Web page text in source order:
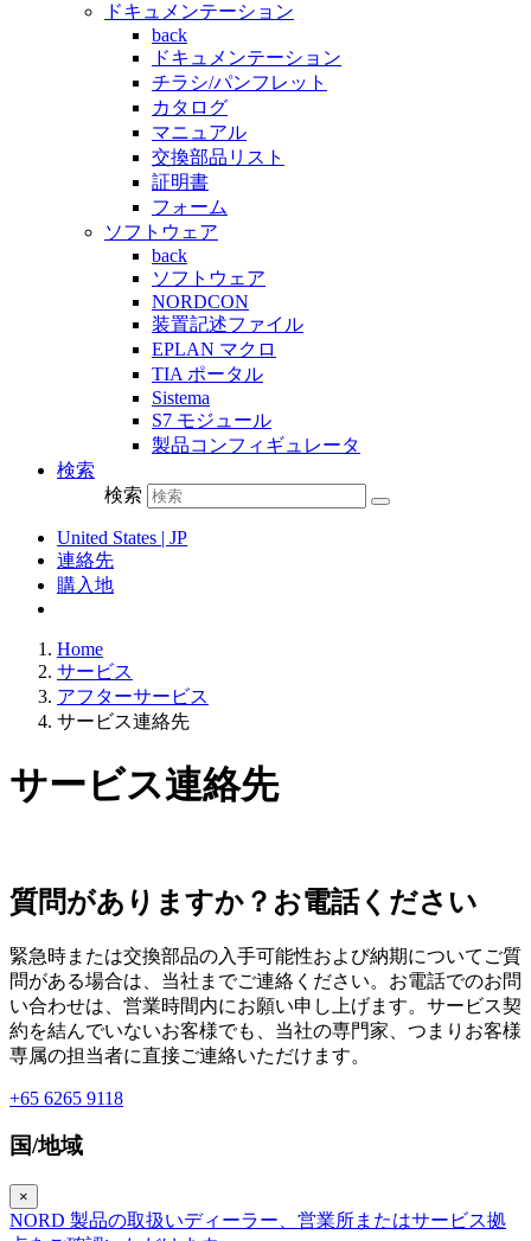
ドキュメンテーション
back
ドキュメンテーション
チラシ/パンフレット
カタログ
マニュアル
交換部品リスト
証明書
フォーム
ソフトウェア
back
ソフトウェア
NORDCON
装置記述ファイル
EPLAN マクロ
TIA ポータル
Sistema
S7 モジュール
製品コンフィギュレータ
検索
検索
United States | JP
連絡先
購入地
Home
サービス
アフターサービス
サービス連絡先
サービス連絡先
質問がありますか？お電話ください
緊急時または交換部品の入手可能性および納期についてご質
問がある場合は、当社までご連絡ください。お電話でのお問
い合わせは、営業時間内にお願い申し上げます。サービス契
約を結んでいないお客様でも、当社の専門家、つまりお客様
専属の担当者に直接ご連絡いただけます。
+65 6265 9118
国/地域
×
NORD 製品の取扱いディーラー、営業所またはサービス拠